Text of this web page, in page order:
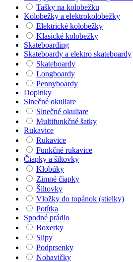
Tašky na kolobežku
Kolobežky a elektrokolobežky
Elektrické kolobežky
Klasické kolobežky
Skateboarding
Skateboardy a elektro skateboardy
Skateboardy
Longboardy
Pennyboardy
Doplnky
Slnečné okuliare
Slnečné okuliare
Multifunkčné šatky
Rukavice
Rukavice
Funkčné rukavice
Čiapky a šiltovky
Klobúky
Zimné čiapky
Šiltovky
Vložky do topánok (stielky)
Potítka
Spodné prádlo
Boxerky
Slipy
Podprsenky
Nohavičky